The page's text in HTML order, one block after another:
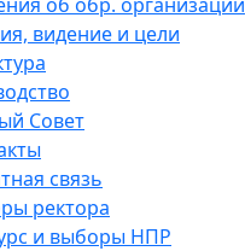
видение и цели
Совет
связь
ректора
и выборы НПР